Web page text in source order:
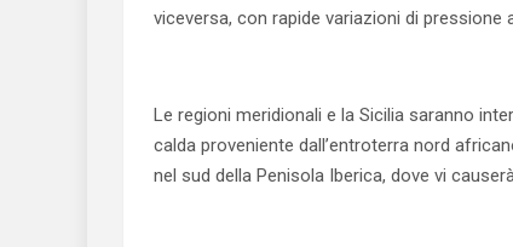
viceversa, con rapide variazioni di pressione
Le regioni meridionali e la Sicilia saranno
calda proveniente dall’entroterra nord
nel sud della Penisola Iberica, dove vi